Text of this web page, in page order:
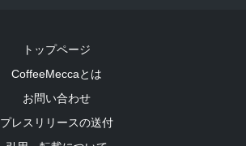
トップページ
CoffeeMeccaとは
お問い合わせ
プレスリリースの送付